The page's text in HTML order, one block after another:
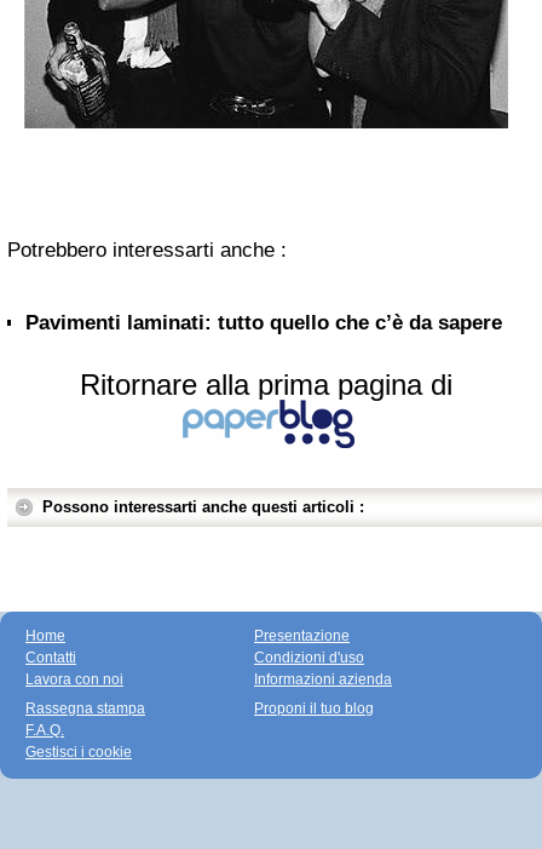
Potrebbero interessarti anche :
Pavimenti laminati: tutto quello che c’è da sapere
Ritornare alla prima pagina di
Possono interessarti anche questi articoli :
Home
Contatti
Lavora con noi
Presentazione
Condizioni d'uso
Informazioni azienda
Rassegna stampa
F.A.Q.
Gestisci i cookie
Proponi il tuo blog